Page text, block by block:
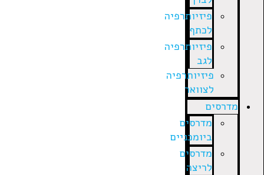
פיזיותרפיה
לכתף
פיזיותרפיה
לגב
פיזיותרפיה
לצוואר
מדרסים
מדרסים
ביומכניים
מדרסים
לריצה